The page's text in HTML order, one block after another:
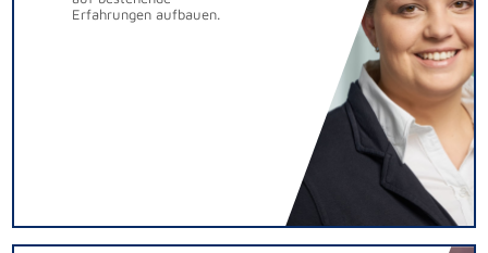
Erfahrungen aufbauen.